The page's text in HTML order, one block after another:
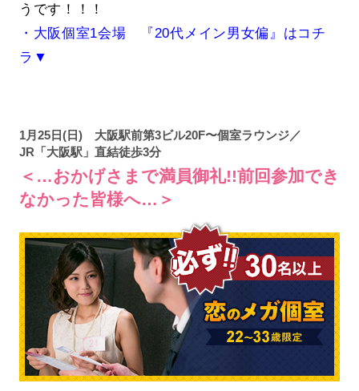
うです！！！
・大阪個室1会場 『20代メイン男女偏』はコチ
ラ▼
1月25日(日) 大阪駅前第3ビル20F〜個室ラウンジ／
JR「大阪駅」直結徒歩3分
＜…おかげさまで満員御礼!!前回参加でき
なかった皆様へ…＞